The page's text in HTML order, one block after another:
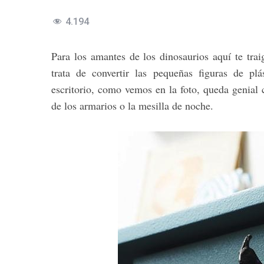
4.194
Para los amantes de los dinosaurios aquí te
trata de convertir las pequeñas figuras de
escritorio, como vemos en la foto, queda genial
de los armarios o la mesilla de noche.